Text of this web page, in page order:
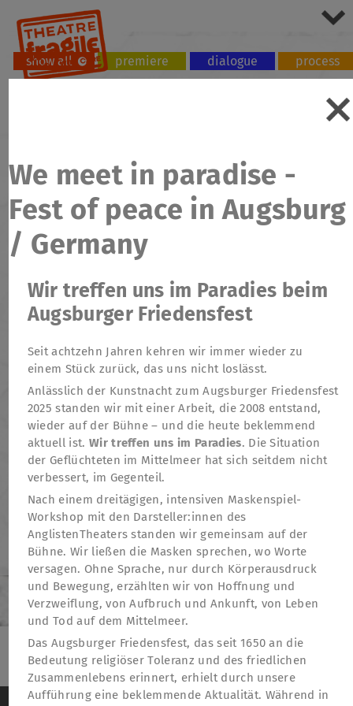
show all premiere dialogue
process
We meet in paradise -
Fest of peace in Augsburg
/ Germany
Wir treffen uns im Paradies beim
Augsburger Friedensfest
Seit achtzehn Jahren kehren wir immer wieder zu
einem Stück zurück, das uns nicht loslässt.
Anlässlich der Kunstnacht zum Augsburger Friedensfest
2025 standen wir mit einer Arbeit, die 2008 entstand,
wieder auf der Bühne – und die heute beklemmend
aktuell ist. Wir treffen uns im Paradies. Die Situation
der Geflüchteten im Mittelmeer hat sich seitdem nicht
verbessert, im Gegenteil.
Nach einem dreitägigen, intensiven Maskenspiel-
Workshop mit den Darsteller:innen des
AnglistenTheaters standen wir gemeinsam auf der
Bühne. Wir ließen die Masken sprechen, wo Worte
versagen. Ohne Sprache, nur durch Körperausdruck
und Bewegung, erzählten wir von Hoffnung und
Verzweiflung, von Aufbruch und Ankunft, von Leben
und Tod auf dem Mittelmeer.
Das Augsburger Friedensfest, das seit 1650 an die
Bedeutung religiöser Toleranz und des friedlichen
Zusammenlebens erinnert, erhielt durch unsere
Aufführung eine beklemmende Aktualität. Während in
TheatreFragile
Newsletter . Donations . Funding . Contact
We use cookies to anonymously measure visitor